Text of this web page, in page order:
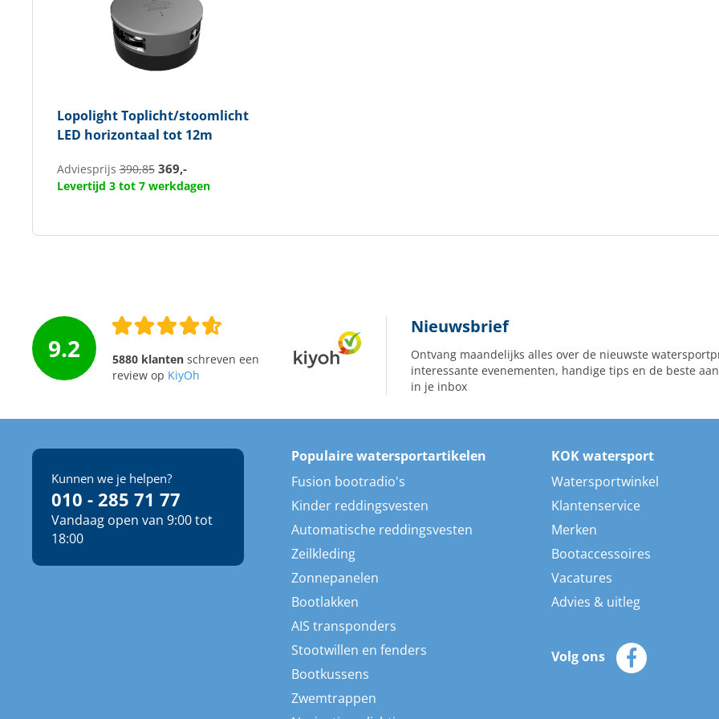
LopolightToplicht/stoomlicht
LED horizontaal tot 12m
Adviesprijs390,85 369,-
Levertijd 3 tot 7 werkdagen
9.2 5880 klantenschreven een
review op KiyOh
Nieuwsbrief
Ontvang maandelijks alles over de nieuwste
interessante evenementen, handige tips en de beste
in je inbox
Kunnen we je helpen?
010 - 285 71 77
Vandaag open van 9:00 tot
18:00
Populaire watersportartikelen
Fusion bootradio's
Kinder reddingsvesten
Automatische reddingsvesten
Zeilkleding
Zonnepanelen
Bootlakken
AIS transponders
Stootwillen en fenders
Bootkussens
Zwemtrappen
KOK watersport
Watersportwinkel
Klantenservice
Merken
Bootaccessoires
Vacatures
Advies & uitleg
Volg ons